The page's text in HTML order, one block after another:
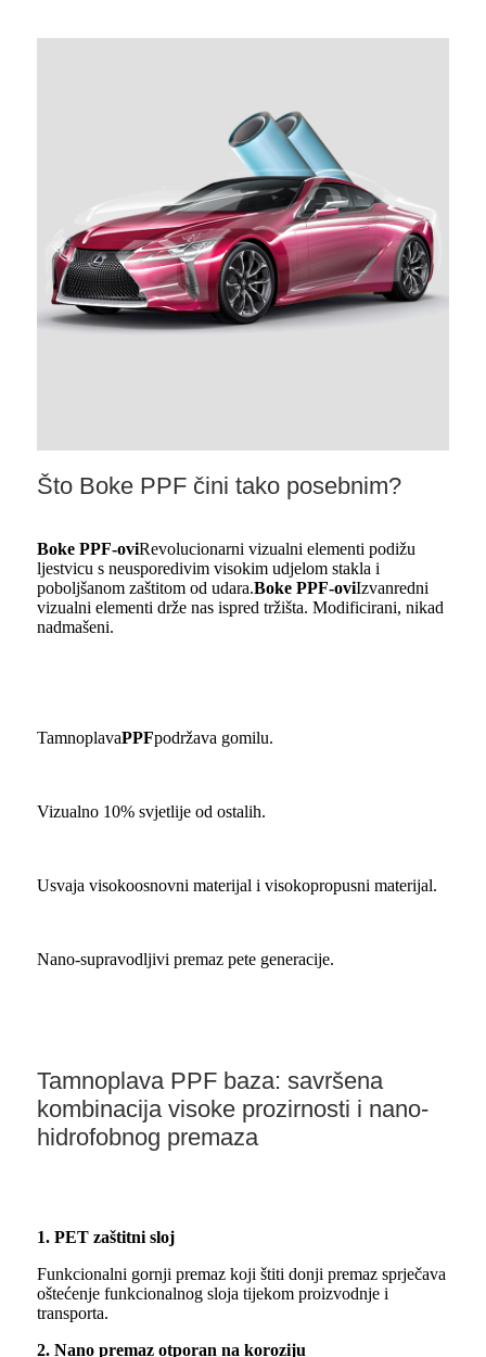
Što Boke PPF čini tako posebnim?
Boke PPF-oviRevolucionarni vizualni elementi podižu
ljestvicu s neusporedivim visokim udjelom stakla i
poboljšanom zaštitom od udara.Boke PPF-oviIzvanredni
vizualni elementi drže nas ispred tržišta. Modificirani, nikad
nadmašeni.
TamnoplavaPPFpodržava gomilu.
Vizualno 10% svjetlije od ostalih.
Usvaja visokoosnovni materijal i visokopropusni materijal.
Nano-supravodljivi premaz pete generacije.
Tamnoplava PPF baza: savršena
kombinacija visoke prozirnosti i nano-
hidrofobnog premaza
1. PET zaštitni sloj
Funkcionalni gornji premaz koji štiti donji premaz sprječava
oštećenje funkcionalnog sloja tijekom proizvodnje i
transporta.
2. Nano premaz otporan na koroziju